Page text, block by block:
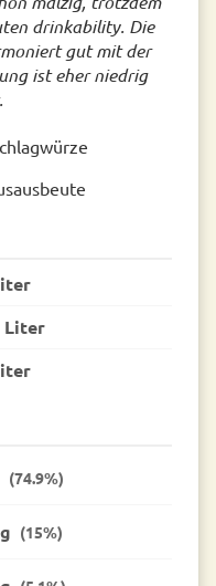
drinkability. Die
gut mit der
ist eher niedrig
Liter
(74.9%)
(15%)